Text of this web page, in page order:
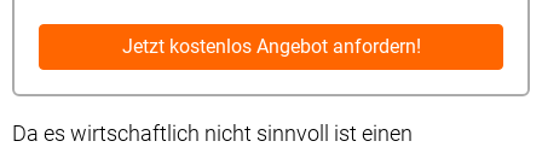
Jetzt kostenlos Angebot anfordern!
Da es wirtschaftlich nicht sinnvoll ist einen